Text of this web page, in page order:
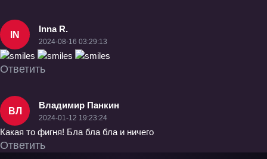
IN
Inna R.
2024-08-16 03:29:13
Ответить
ВЛ
Владимир Панкин
2024-01-12 19:23:24
Какая то фигня! Бла бла бла и ничего
Ответить